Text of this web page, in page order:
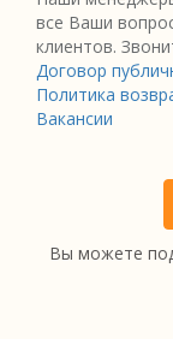
все Ваши
клиентов.
Договор
Политика
Вакансии
Вы можете